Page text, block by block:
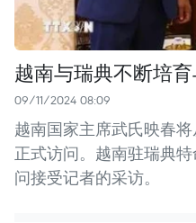
越南与瑞典不断培
09/11/2024 08:09
越南国家主席武氏映春将
正式访问。越南驻瑞典
问接受记者的采访。